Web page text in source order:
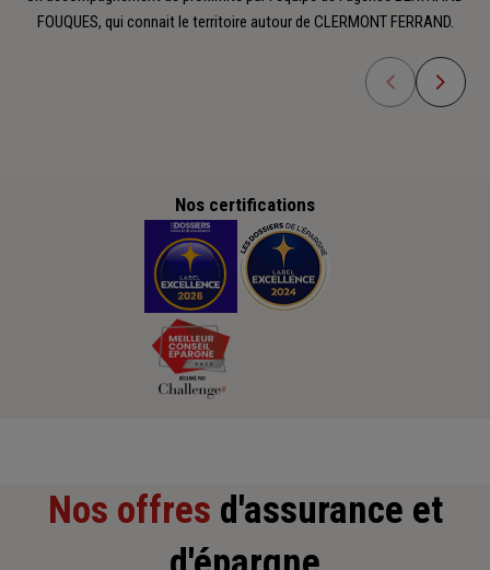
FOUQUES, qui connait le territoire autour de CLERMONT FERRAND.
Nos certifications
Nos offres d'assurance et